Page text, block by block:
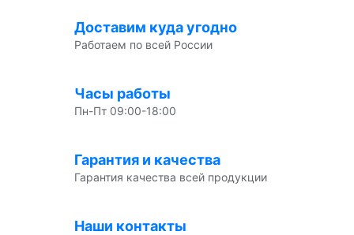
Доставим куда угодно
Работаем по всей России
Часы работы
Пн-Пт 09:00-18:00
Гарантия и качества
Гарантия качества всей продукции
Наши контакты